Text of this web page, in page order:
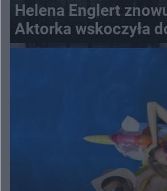
Helena Englert
Aktorka wskoczyła